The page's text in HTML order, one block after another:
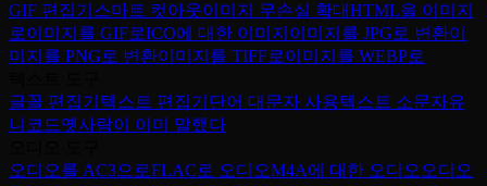
GIF 편집기 스마트 컷아웃이미지 무손실 확대HTML을 이미지
로이미지를 GIF로ICO에 대한 이미지 이미지를 JPG로 변환이
미지를 PNG로 변환이미지를 TIFF로이미지를 WEBP로
글꼴 편집기 텍스트 편집기 단어 대문자 사용텍스트 소문자유
니코드옛사람이 이미 말했다
오디오를 AC3으로FLAC로 오디오M4A에 대한 오디오 오디오